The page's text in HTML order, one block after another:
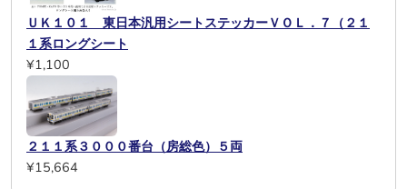
ＵＫ１０１ 東日本汎用シートステッカーＶＯＬ．７（２１
１系ロングシート
¥1,100
２１１系３０００番台（房総色）５両
¥15,664